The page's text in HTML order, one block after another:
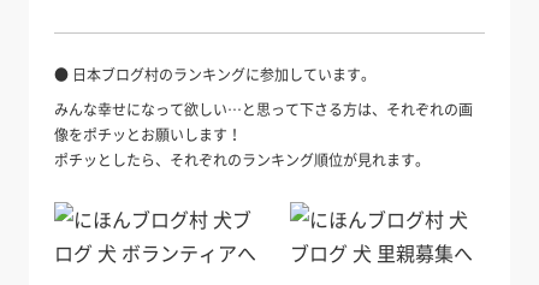
● 日本ブログ村のランキングに参加しています。
みんな幸せになって欲しい…と思って下さる方は、それぞれの画
像をポチッとお願いします！
ポチッとしたら、それぞれのランキング順位が見れます。